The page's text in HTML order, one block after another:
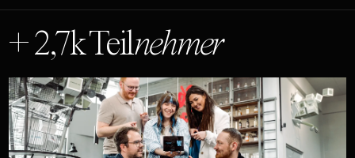
+ 2,7k Teilnehmer